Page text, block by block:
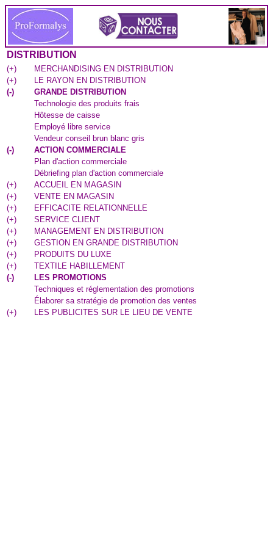
DISTRIBUTION
(+)
MERCHANDISING EN DISTRIBUTION
(+)
LE RAYON EN DISTRIBUTION
(-)
GRANDE DISTRIBUTION
Technologie des produits frais
Hôtesse de caisse
Employé libre service
Vendeur conseil brun blanc gris
(-)
ACTION COMMERCIALE
Plan d'action commerciale
Débriefing plan d'action commerciale
(+)
ACCUEIL EN MAGASIN
(+)
VENTE EN MAGASIN
(+)
EFFICACITE RELATIONNELLE
(+)
SERVICE CLIENT
(+)
MANAGEMENT EN DISTRIBUTION
(+)
GESTION EN GRANDE DISTRIBUTION
(+)
PRODUITS DU LUXE
(+)
TEXTILE HABILLEMENT
(-)
LES PROMOTIONS
Techniques et réglementation des promotions
Élaborer sa stratégie de promotion des ventes
(+) LES PUBLICITES SUR LE LIEU DE VENTE